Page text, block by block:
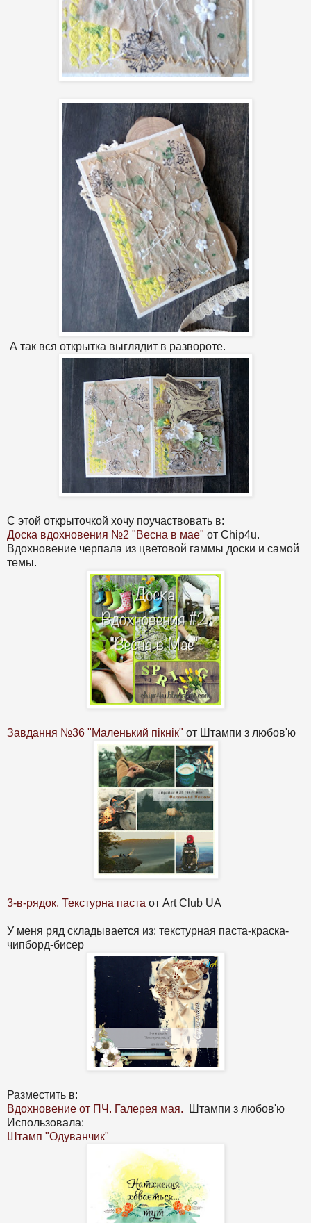
А так вся открытка выглядит в развороте.
С этой открыточкой хочу поучаствовать в:
Доска вдохновения №2 "Весна в мае" от Chip4u.
Вдохновение черпала из цветовой гаммы доски и самой
темы.
Завдання №36 "Маленький пікнік" от Штампи з любов'ю
3-в-рядок. Текстурна паста от Art Club UA
У меня ряд складывается из: текстурная паста-краска-
чипборд-бисер
Разместить в:
Вдохновение от ПЧ. Галерея мая. Штампи з любов'ю
Использовала:
Штамп "Одуванчик"